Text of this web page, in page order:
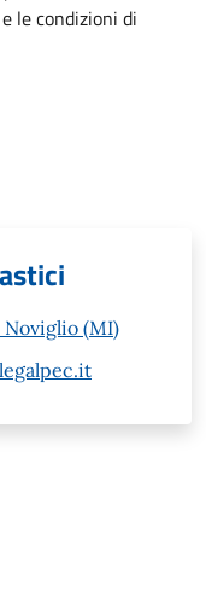
le condizioni di
Noviglio (MI)